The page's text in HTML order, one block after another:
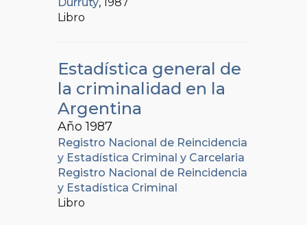
Libro
Estadística general de
la criminalidad en la
Argentina
Año 1987
Registro Nacional de Reincidencia
y Estadística Criminal y Carcelaria
Registro Nacional de Reincidencia
y Estadística Criminal
Libro